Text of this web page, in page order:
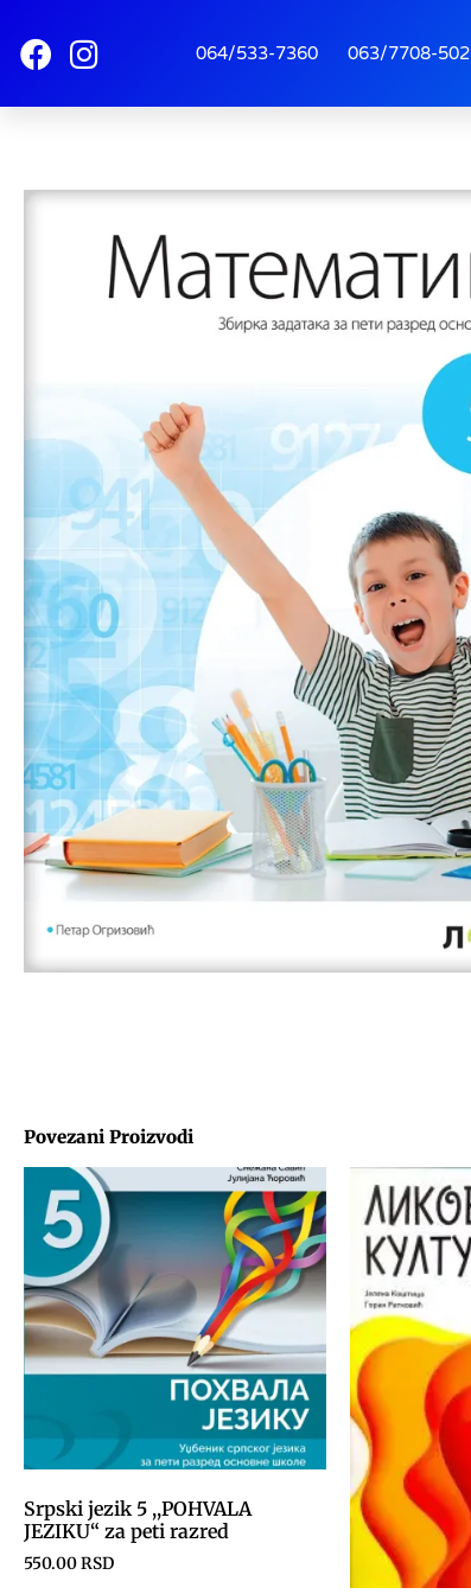
064/533-7360 063/7708-502
Povezani Proizvodi
Srpski jezik 5 ,,POHVALA
JEZIKU“ za peti razred
550.00RSD